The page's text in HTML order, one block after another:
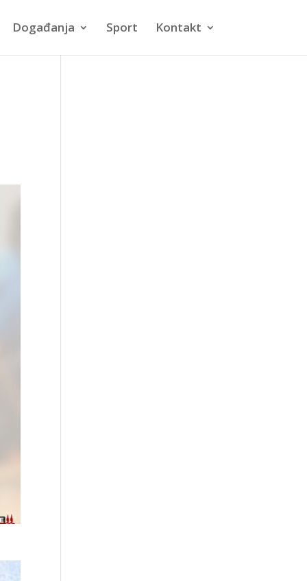
Događanja Sport Kontakt